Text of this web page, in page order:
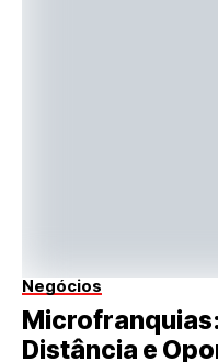
Negócios
Distância e